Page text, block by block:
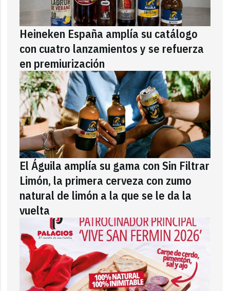
Heineken España amplía su catálogo
con cuatro lanzamientos y se refuerza
en premiurización
El Águila amplía su gama con Sin Filtrar
Limón, la primera cerveza con zumo
natural de limón a la que se le da la
vuelta